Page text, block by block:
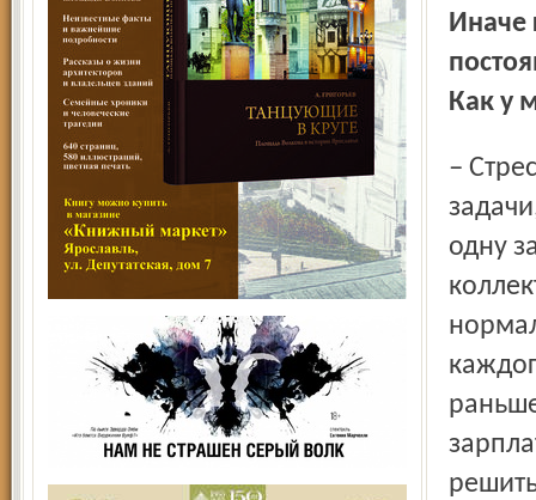
Иначе
Как у
– Стресс, не стресс – таких мыслей не было. Были трудные
одну